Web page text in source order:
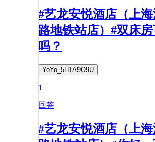
#艺龙安悦酒店（上
路地铁站店）#双床
吗？
YoYo_5H1A9O9U
1
回答
#艺龙安悦酒店（上